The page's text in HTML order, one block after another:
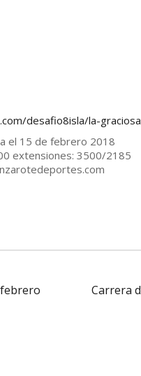
desafio8isla/la-
el 15 de febrero 2018
extensiones: 3500/2185
febrero Carrera